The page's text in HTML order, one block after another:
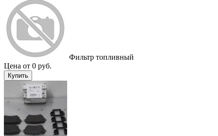
Фильтр топливный
Цена от 0 руб.
Купить